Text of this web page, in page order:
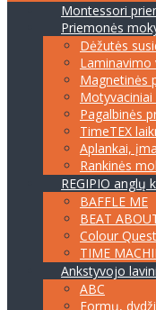
Montessori
Priemonės
Dėžutės
Laminavimo
Magnetinės
Motyvaciniai
Pagalbinės
TimeTEX
Aplankai,
Rankinės
REGIPIO anglų
BAFFLE ME
BEAT
Colour Quest
TIME
Ankstyvojo
ABC
Formų,